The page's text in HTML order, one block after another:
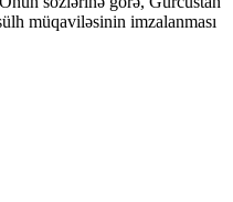
müqaviləsinin imzalanması